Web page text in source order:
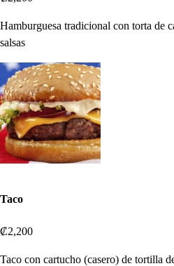
Hamburguesa tradicional con torta de
salsas
Taco
₡2,200
Taco con cartucho (casero) de tortilla